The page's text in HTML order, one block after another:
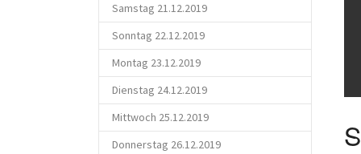
Samstag 21.12.2019
Sonntag 22.12.2019
Montag 23.12.2019
Dienstag 24.12.2019
Mittwoch 25.12.2019
Donnerstag 26.12.2019